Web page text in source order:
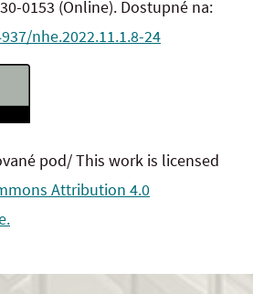
0153 (Online). Dostupné na:
nhe.2022.11.1.8-24
pod/ This work is licensed
Attribution 4.0